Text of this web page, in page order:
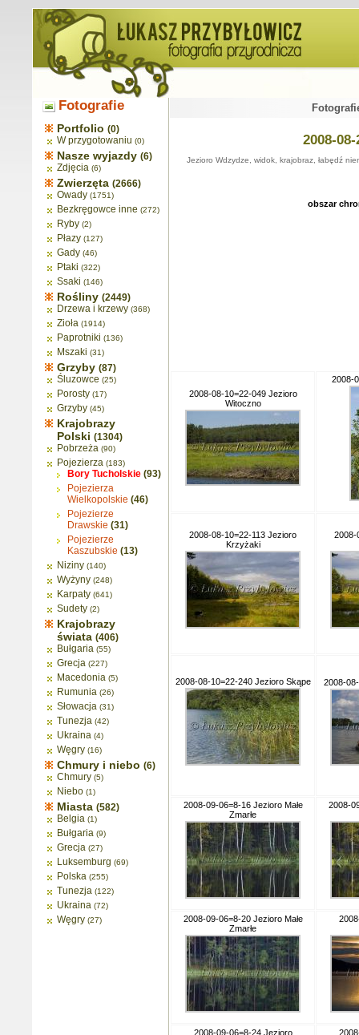
Fotografie
Portfolio (0)
W przygotowaniu (0)
Nasze wyjazdy (6)
Zdjęcia (6)
Zwierzęta (2666)
Owady (1751)
Bezkręgowce inne (272)
Ryby (2)
Płazy (127)
Gady (46)
Ptaki (322)
Ssaki (146)
Rośliny (2449)
Drzewa i krzewy (368)
Zioła (1914)
Paprotniki (136)
Mszaki (31)
Grzyby (87)
Śluzowce (25)
Porosty (17)
Grzyby (45)
Krajobrazy
Polski (1304)
Pobrzeża (90)
Pojezierza (183)
Bory Tucholskie (93)
Pojezierza
Wielkopolskie (46)
Pojezierze
Drawskie (31)
Pojezierze
Kaszubskie (13)
Niziny (140)
Wyżyny (248)
Karpaty (641)
Sudety (2)
Krajobrazy
świata (406)
Bułgaria (55)
Grecja (227)
Macedonia (5)
Rumunia (26)
Słowacja (31)
Tunezja (42)
Ukraina (4)
Węgry (16)
Chmury i niebo (6)
Chmury (5)
Niebo (1)
Miasta (582)
Belgia (1)
Bułgaria (9)
Grecja (27)
Luksemburg (69)
Polska (255)
Tunezja (122)
Ukraina (72)
Węgry (27)
2008-
Jezioro Wdzydze, widok, krajobraz, łabędź
obszar
2008-08-10=22-049 Jezioro
Witoczno
2008-
2008-08-10=22-113 Jezioro
Krzyżaki
2008-
2008-08-10=22-240 Jezioro Skąpe 2008-
2008-09-06=8-16 Jezioro Małe
Zmarłe
2008-
2008-09-06=8-20 Jezioro Małe
Zmarłe
2008-09-06=8-24 Jezioro